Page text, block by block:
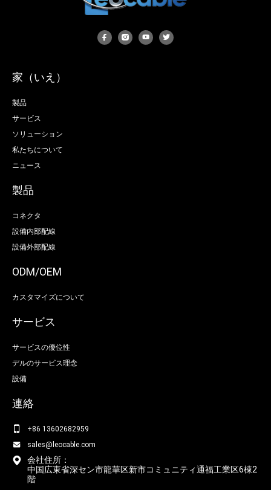
家（いえ）
製品
サービス
ソリューション
私たちについて
ニュース
製品
コネクタ
設備内部配線
設備外部配線
ODM/OEM
カスタマイズについて
サービス
サービスの優位性
デルのサービス理念
設備
連絡
+86 13602682959
sales@leocable.com
会社住所：
中国広東省深セン市龍華区新市コミュニティ通福工業区6棟2
階